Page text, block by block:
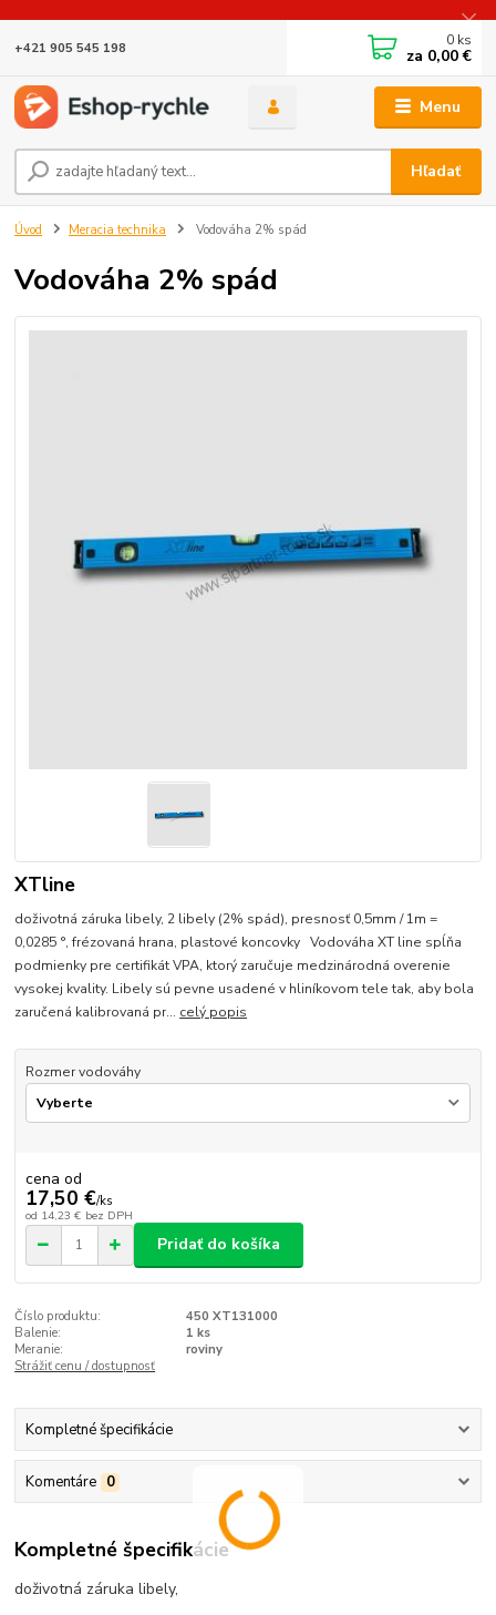
Menu
Hľadať
+421 905 545 198 0 ks
za 0,00 €
Úvod Meracia technika Vodováha 2% spád
Vodováha 2% spád
XTline
doživotná záruka libely, 2 libely (2% spád), presnosť 0,5mm / 1m =
0,0285 °, frézovaná hrana, plastové koncovky Vodováha XT line spĺňa
podmienky pre certifikát VPA, ktorý zaručuje medzinárodná overenie
vysokej kvality. Libely sú pevne usadené v hliníkovom tele tak, aby bola
zaručená kalibrovaná pr... celý popis
Rozmer vodováhy
cena od
17,50 €/ks
od 14,23 € bez DPH
Pridať do košíka
Číslo produktu:
450 XT131000
Balenie:
1 ks
Meranie:
roviny
Strážiť cenu / dostupnosť
Kompletné špecifikácie
Komentáre 0
Kompletné špecifikácie
doživotná záruka libely,